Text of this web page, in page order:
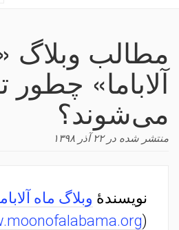
مطالب وبلاگ
آلاباما» چطور
می‌شوند؟
منتشر شده در۲۲ آذر ۱۳۹۸
نویسندهٔ وبلاگ ماه
(